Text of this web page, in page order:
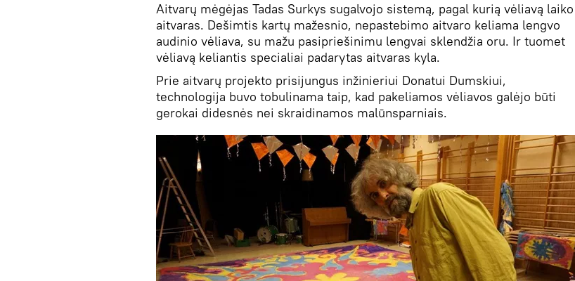
Aitvarų mėgėjas Tadas Surkys sugalvojo sistemą, pagal kurią vėliavą laiko
aitvaras. Dešimtis kartų mažesnio, nepastebimo aitvaro keliama lengvo
audinio vėliava, su mažu pasipriešinimu lengvai sklendžia oru. Ir tuomet
vėliavą keliantis specialiai padarytas aitvaras kyla.
Prie aitvarų projekto prisijungus inžinieriui Donatui Dumskiui,
technologija buvo tobulinama taip, kad pakeliamos vėliavos galėjo būti
gerokai didesnės nei skraidinamos malūnsparniais.